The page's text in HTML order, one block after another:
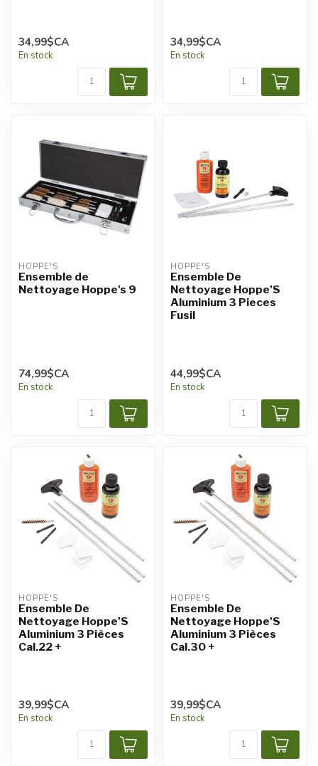
34,99$CA
En stock
34,99$CA
En stock
HOPPE'S
Ensemble de
Nettoyage Hoppe's 9
74,99$CA
En stock
HOPPE'S
Ensemble De
Nettoyage Hoppe'S
Aluminium 3 Pieces
Fusil
44,99$CA
En stock
HOPPE'S
Ensemble De
Nettoyage Hoppe'S
Aluminium 3 Pièces
Cal.22 +
39,99$CA
En stock
HOPPE'S
Ensemble De
Nettoyage Hoppe'S
Aluminium 3 Pièces
Cal.30 +
39,99$CA
En stock